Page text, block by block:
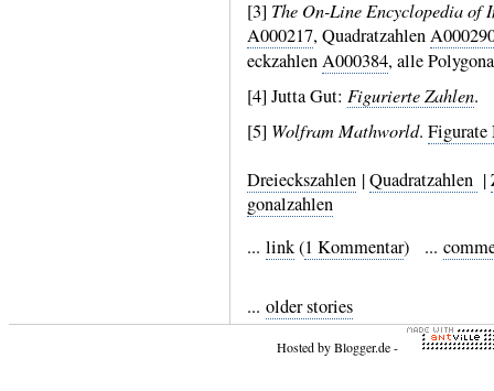
[3] The On-Line Encyclopedia of
A000217, Quadrat­zahlen
eck­zahlenA000384, alle
[4] Jutta Gut: Figurierte Zahlen.
[5] Wolfram Mathworld. Figurate
Dreieckszahlen |Quadratzahlen |
gonal­zahlen
... link(1 Kommentar) ...
... older stories
Hosted byBlogger.de-